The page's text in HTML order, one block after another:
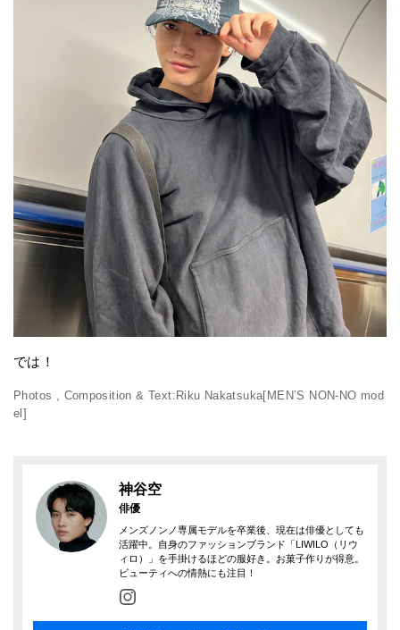
では！
Photos , Composition & Text:Riku Nakatsuka[MEN’S NON-NO mod
el]
神谷空
俳優
メンズノンノ専属モデルを卒業後、現在は俳優としても
活躍中。自身のファッションブランド「LIWILO（リウ
ィロ）」を手掛けるほどの服好き。お菓子作りが得意。
ビューティへの情熱にも注目！